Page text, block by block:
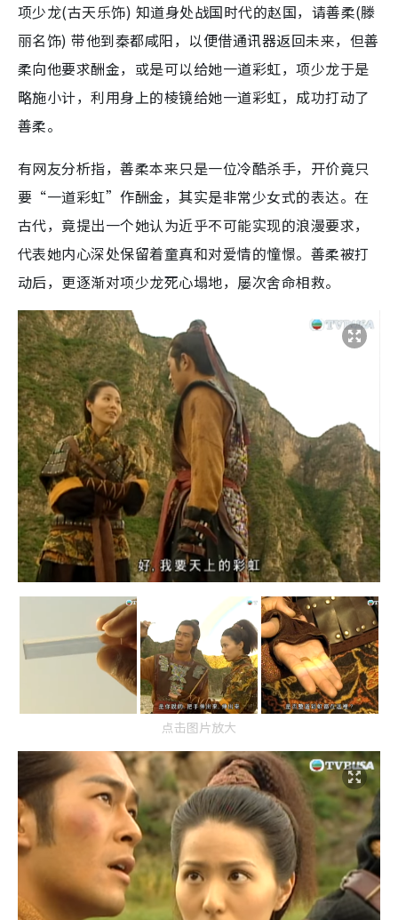
项少龙(古天乐饰) 知道身处战国时代的赵国，请善柔(滕
丽名饰) 带他到秦都咸阳，以便借通讯器返回未来，但善
柔向他要求酬金，或是可以给她一道彩虹，项少龙于是
略施小计，利用身上的棱镜给她一道彩虹，成功打动了
善柔。
有网友分析指，善柔本来只是一位冷酷杀手，开价竟只
要“一道彩虹”作酬金，其实是非常少女式的表达。在
古代，竟提出一个她认为近乎不可能实现的浪漫要求，
代表她内心深处保留着童真和对爱情的憧憬。善柔被打
动后，更逐渐对项少龙死心塌地，屡次舍命相救。
点击图片放大